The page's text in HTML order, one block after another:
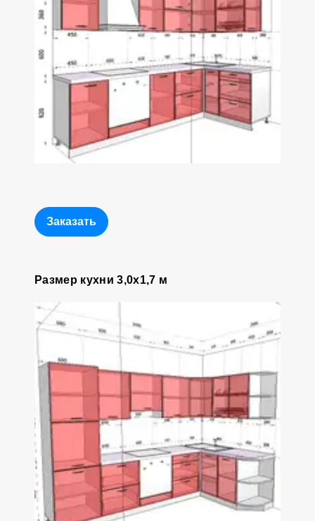
Заказать
Размер кухни 3,0х1,7 м